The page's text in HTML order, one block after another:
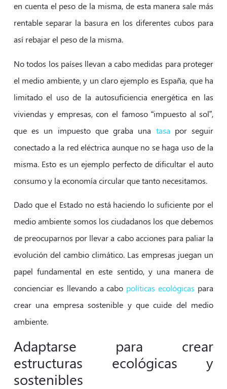
en cuenta el peso de la misma, de esta manera sale más
rentable separar la basura en los diferentes cubos para
así rebajar el peso de la misma.
No todos los países llevan a cabo medidas para proteger
el medio ambiente, y un claro ejemplo es España, que ha
limitado el uso de la autosuficiencia energética en las
viviendas y empresas, con el famoso “impuesto al sol”,
que es un impuesto que graba una tasa por seguir
conectado a la red eléctrica aunque no se haga uso de la
misma. Esto es un ejemplo perfecto de dificultar el auto
consumo y la economía circular que tanto necesitamos.
Dado que el Estado no está haciendo lo suficiente por el
medio ambiente somos los ciudadanos los que debemos
de preocuparnos por llevar a cabo acciones para paliar la
evolución del cambio climático. Las empresas juegan un
papel fundamental en este sentido, y una manera de
concienciar es llevando a cabo políticas ecológicas para
crear una empresa sostenible y que cuide del medio
ambiente.
Adaptarse para crear
estructuras ecológicas y
sostenibles